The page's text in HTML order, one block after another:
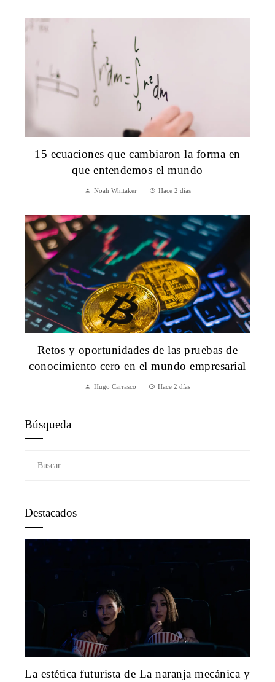
15 ecuaciones que cambiaron la forma en
que entendemos el mundo
Noah Whitaker Hace 2 días
Retos y oportunidades de las pruebas de
conocimiento cero en el mundo empresarial
Hugo Carrasco Hace 2 días
Búsqueda
Destacados
La estética futurista de La naranja mecánica y